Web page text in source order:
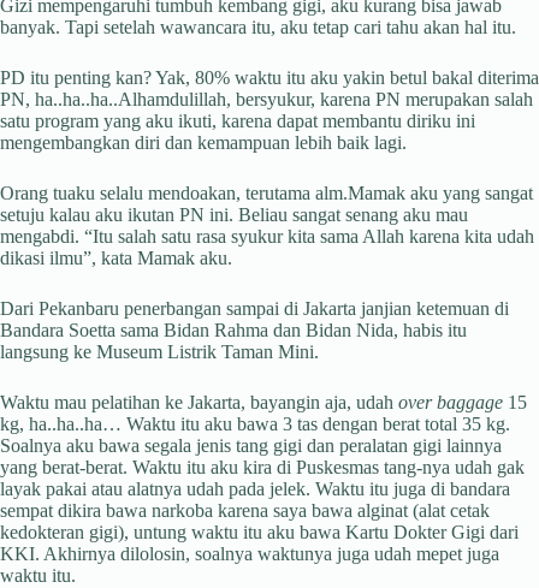
Gizi mempengaruhi tumbuh kembang gigi, aku kurang bisa jawab
banyak. Tapi setelah wawancara itu, aku tetap cari tahu akan hal itu.
PD itu penting kan? Yak, 80% waktu itu aku yakin betul bakal diterima
PN, ha..ha..ha..Alhamdulillah, bersyukur, karena PN merupakan salah
satu program yang aku ikuti, karena dapat membantu diriku ini
mengembangkan diri dan kemampuan lebih baik lagi.
Orang tuaku selalu mendoakan, terutama alm.Mamak aku yang sangat
setuju kalau aku ikutan PN ini. Beliau sangat senang aku mau
mengabdi. “Itu salah satu rasa syukur kita sama Allah karena kita udah
dikasi ilmu”, kata Mamak aku.
Dari Pekanbaru penerbangan sampai di Jakarta janjian ketemuan di
Bandara Soetta sama Bidan Rahma dan Bidan Nida, habis itu
langsung ke Museum Listrik Taman Mini.
Waktu mau pelatihan ke Jakarta, bayangin aja, udah over baggage 15
kg, ha..ha..ha… Waktu itu aku bawa 3 tas dengan berat total 35 kg.
Soalnya aku bawa segala jenis tang gigi dan peralatan gigi lainnya
yang berat-berat. Waktu itu aku kira di Puskesmas tang-nya udah gak
layak pakai atau alatnya udah pada jelek. Waktu itu juga di bandara
sempat dikira bawa narkoba karena saya bawa alginat (alat cetak
kedokteran gigi), untung waktu itu aku bawa Kartu Dokter Gigi dari
KKI. Akhirnya dilolosin, soalnya waktunya juga udah mepet juga
waktu itu.